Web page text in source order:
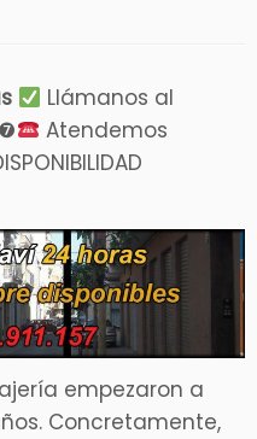
Llámanos al
Atendemos
empezaron a
Concretamente,